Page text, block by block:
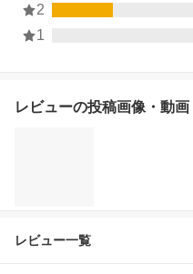
2
1
レビューの投稿画像・動画
レビュー一覧